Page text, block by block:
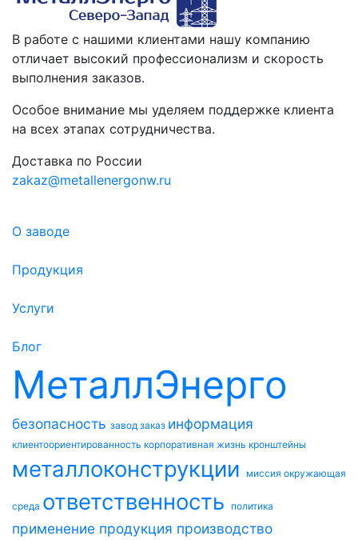
В работе с нашими клиентами нашу компанию
отличает высокий профессионализм и скорость
выполнения заказов.
Особое внимание мы уделяем поддержке клиента
на всех этапах сотрудничества.
Доставка по России
zakaz@metallenergonw.ru
О заводе
Продукция
Услуги
Блог
МеталлЭнерго
безопасность завод заказ информация
клиентоориентированность корпоративная жизнь кронштейны
металлоконструкции миссия окружающая
среда ответственность политика
применение продукция производство